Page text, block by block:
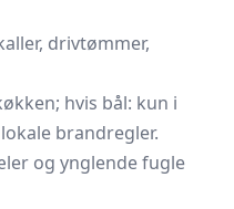
drivtømmer,
hvis bål: kun i
brandregler.
og ynglende fugle